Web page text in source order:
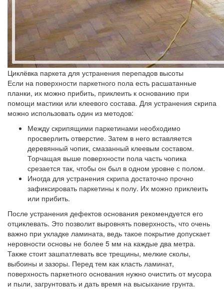
Циклёвка паркета для устранения перепадов высоты
Если на поверхности паркетного пола есть расшатанные
планки, их можно прибить, приклеить к основанию при
помощи мастики или клеевого состава. Для устранения скрипа
можно использовать один из методов:
Между скрипящими паркетинами необходимо
просверлить отверстие. Затем в него вставляется
деревянный чопик, смазанный клеевым составом.
Торчащая выше поверхности пола часть чопика
срезается так, чтобы он был в одном уровне с полом.
Иногда для устранения скрипа достаточно прочно
зафиксировать паркетины к полу. Их можно приклеить
или прибить.
После устранения дефектов основания рекомендуется его
отциклевать. Это позволит выровнять поверхность, что очень
важно при укладке ламината, ведь такое покрытие допускает
неровности основы не более 5 мм на каждые два метра.
Также стоит зашпатлевать все трещины, мелкие сколы,
выбоины и зазоры. Перед тем как класть ламинат,
поверхность паркетного основания нужно очистить от мусора
и пыли, загрунтовать и дать время на высыхание грунта.